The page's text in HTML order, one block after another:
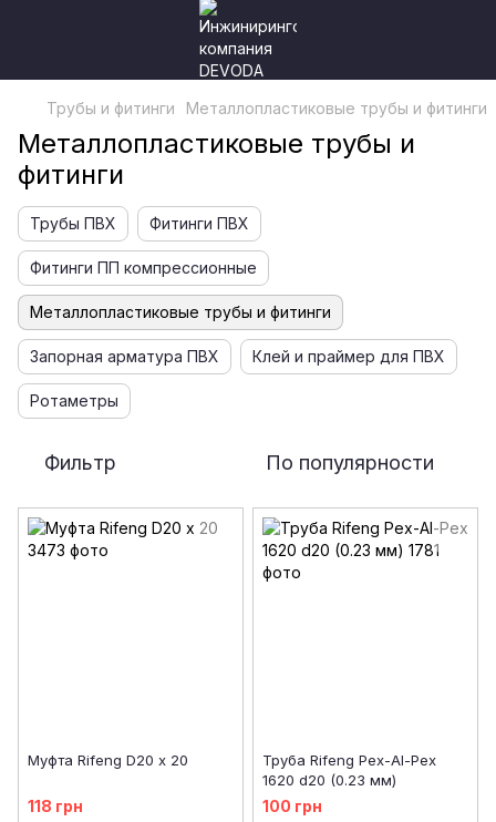
Трубы и фитинги Металлопластиковые трубы и фитинги
Металлопластиковые трубы и
фитинги
Трубы ПВХ Фитинги ПВХ
Фитинги ПП компрессионные
Металлопластиковые трубы и фитинги
Запорная арматура ПВХ Клей и праймер для ПВХ
Ротаметры
Фильтр По популярности
Муфта Rifeng D20 х 20
118 грн
Труба Rifeng Pex-Al-Pex
1620 d20 (0.23 мм)
100 грн